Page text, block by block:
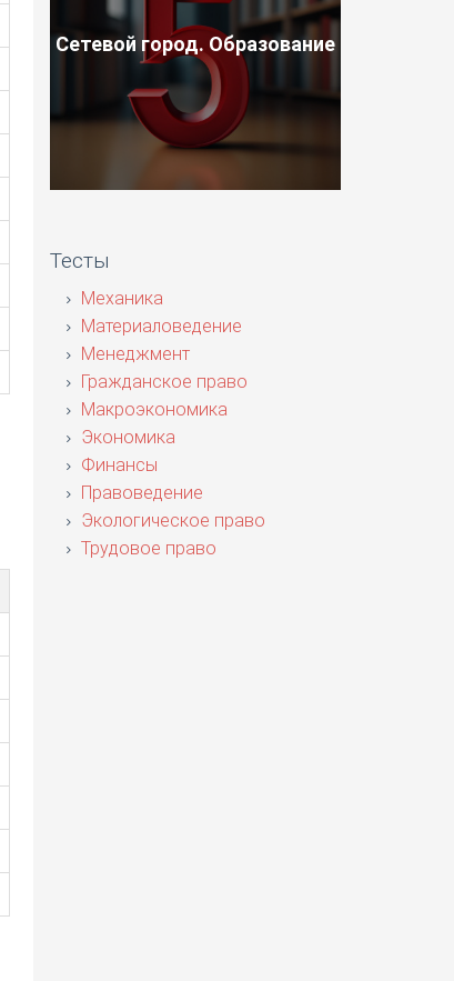
Сетевой город. Образование
Тесты
Механика
Материаловедение
Менеджмент
Гражданское право
Макроэкономика
Экономика
Финансы
Правоведение
Экологическое право
Трудовое право